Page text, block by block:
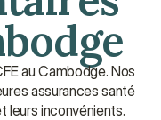
au Cambodge. Nos
assurances santé
leurs inconvénients.